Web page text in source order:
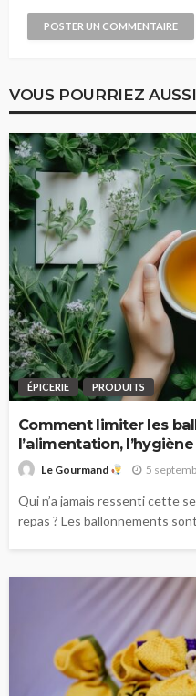
VOUS POURRIEZ
ÉPICERIE PRODUITS
Comment limiter les
l’alimentation,
Le Gourmand 5
Qui n’a jamais ressenti cette
repas ? Les ballonnements